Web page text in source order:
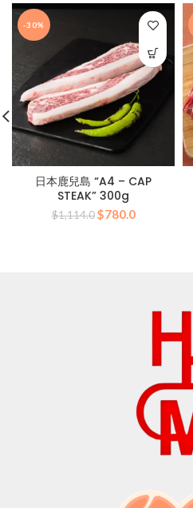
-30%
日本鹿兒島 “A4 – CAP
STEAK” 300g
$1,114.0 原
$780.0目